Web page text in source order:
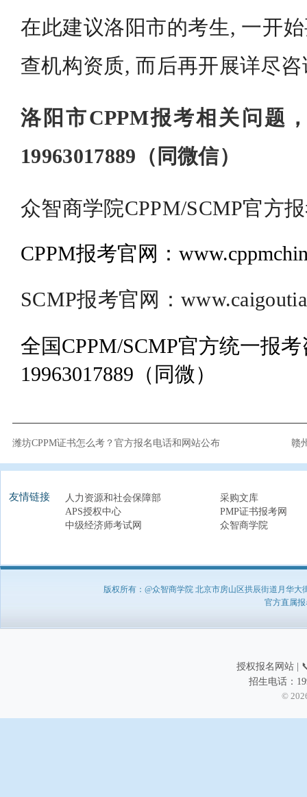
在此建议洛阳市的考生, 一开
查机构资质, 而后再开展详尽
洛阳市CPPM报考相关问题
19963017889（同微信）
众智商学院CPPM/SCMP官方
CPPM报考官网：
SCMP报考官网：
全国CPPM/SCMP官方统一报
19963017889（同微）
潍坊CPPM证书怎么考？官方报名电话和网站公布 赣
友情链接 人力资源和社会保障部
采购文库
APS授权中心
PMP证书报考网
中级经济师考试网
众智商学院
版权所有：@众智商学院 北京市房山区拱辰街道月华
官方直属报
授权报名网站 |
招生电话：
©